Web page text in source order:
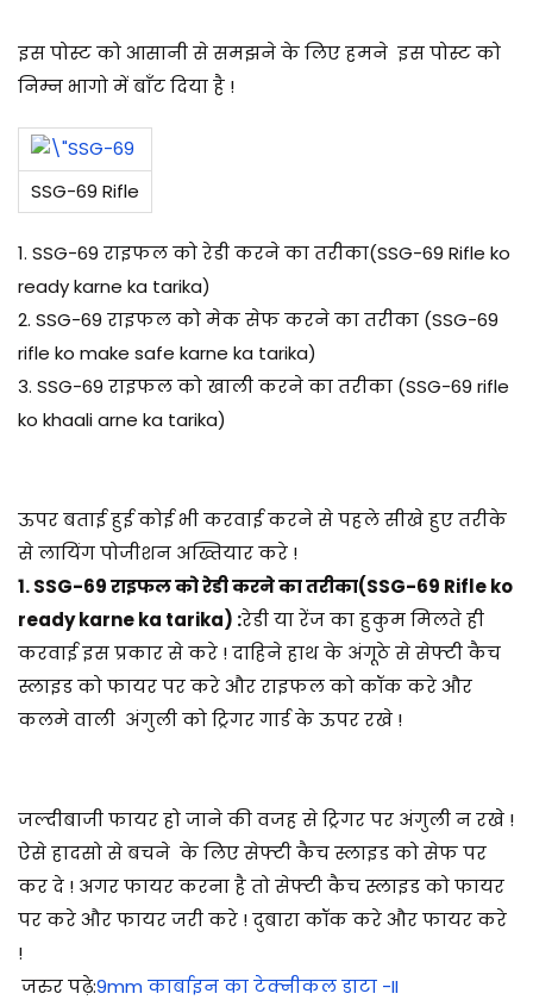
इस पोस्ट को आसानी से समझने के लिए हमने इस पोस्ट को
निम्न भागो में बाँट दिया है !
SSG-69 Rifle
1. SSG-69 राइफल को रेडी करने का तरीका(SSG-69 Rifle ko
ready karne ka tarika)
2. SSG-69 राइफल को मेक सेफ करने का तरीका (SSG-69
rifle ko make safe karne ka tarika)
3. SSG-69 राइफल को खाली करने का तरीका (SSG-69 rifle
ko khaali arne ka tarika)
ऊपर बताई हुई कोई भी करवाई करने से पहले सीखे हुए तरीके
से लायिंग पोजीशन अख्तियार करे !
1. SSG-69 राइफल को रेडी करने का तरीका(SSG-69 Rifle ko
ready karne ka tarika) :रेडी या रेंज का हुकुम मिलते ही
करवाई इस प्रकार से करे ! दाहिने हाथ के अंगूठे से सेफ्टी कैच
स्लाइड को फायर पर करे और राइफल को कॉक करे और
कलमे वाली अंगुली को ट्रिगर गार्ड के ऊपर रखे !
जल्दीबाजी फायर हो जाने की वजह से ट्रिगर पर अंगुली न रखे !
ऐसे हादसो से बचने के लिए सेफ्टी कैच स्लाइड को सेफ पर
कर दे ! अगर फायर करना है तो सेफ्टी कैच स्लाइड को फायर
पर करे और फायर जरी करे ! दुबारा कॉक करे और फायर करे
!
जरुर पढ़े:9mm कार्बाइन का टेक्नीकल डाटा -II